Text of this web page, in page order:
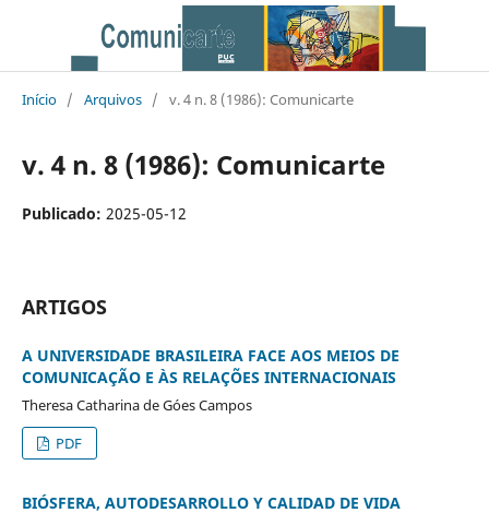
Início / Arquivos / v. 4 n. 8 (1986): Comunicarte
v. 4 n. 8 (1986): Comunicarte
Publicado: 2025-05-12
ARTIGOS
A UNIVERSIDADE BRASILEIRA FACE AOS MEIOS DE
COMUNICAÇÃO E ÀS RELAÇÕES INTERNACIONAIS
Theresa Catharina de Góes Campos
PDF
BIÓSFERA, AUTODESARROLLO Y CALIDAD DE VIDA